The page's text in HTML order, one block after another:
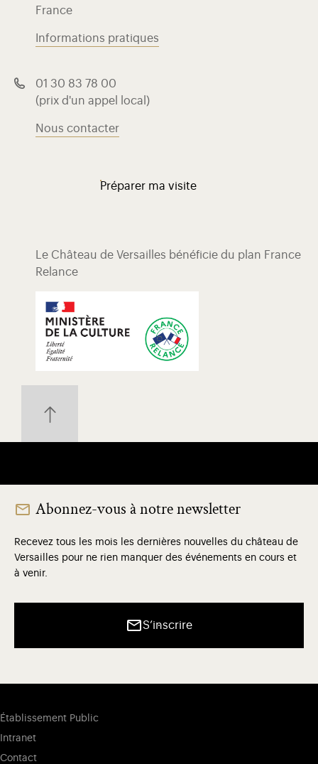
France
Informations pratiques
01 30 83 78 00
(prix d'un appel local)
Nous contacter
Préparer ma visite
Le Château de Versailles bénéficie du plan France
Relance
Abonnez-vous à notre newsletter
Recevez tous les mois les dernières nouvelles du château de
Versailles pour ne rien manquer des événements en cours et
à venir.
S’inscrire
Établissement Public
Intranet
Contact